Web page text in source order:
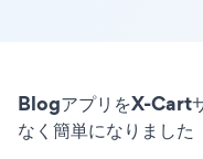
BlogアプリをX-Cart
なく簡単になりました